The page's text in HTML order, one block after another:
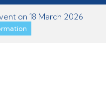
on 18 March 2026